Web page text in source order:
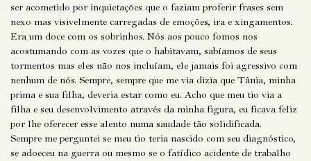
ser acometido por inquietações que o faziam proferir frases sem
nexo mas visivelmente carregadas de emoções, ira e xingamentos.
Era um doce com os sobrinhos. Nós aos pouco fomos nos
acostumando com as vozes que o habitavam, sabíamos de seus
tormentos mas eles não nos incluíam, ele jamais foi agressivo com
nenhum de nós. Sempre, sempre que me via dizia que Tânia, minha
prima e sua filha, deveria estar como eu. Acho que meu tio via a
filha e seu desenvolvimento através da minha figura, eu ficava feliz
por lhe oferecer esse alento numa saudade tão solidificada.
Sempre me perguntei se meu tio teria nascido com seu diagnóstico,
se adoeceu na guerra ou mesmo se o fatídico acidente de trabalho